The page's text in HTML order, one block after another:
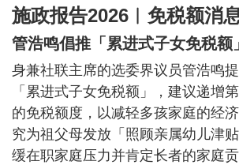
施政报告2026︱免税额消
管浩鸣倡推「累进式子女免税额」
身兼社联主席的选委界议员管浩鸣
「累进式子女免税额」，建议递增
的免税额度，以减轻多孩家庭的经
究为祖父母发放「照顾亲属幼儿津
缓在职家庭压力并肯定长者的家庭贡